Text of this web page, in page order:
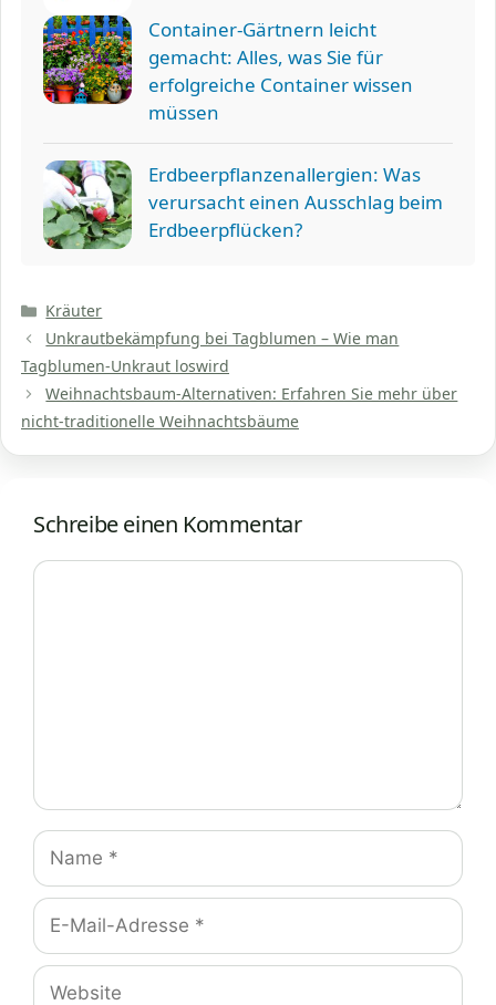
Container-Gärtnern leicht
gemacht: Alles, was Sie für
erfolgreiche Container wissen
müssen
Erdbeerpflanzenallergien: Was
verursacht einen Ausschlag beim
Erdbeerpflücken?
Kategorien
Kräuter
Unkrautbekämpfung bei Tagblumen – Wie man
Tagblumen-Unkraut loswird
Weihnachtsbaum-Alternativen: Erfahren Sie mehr über
nicht-traditionelle Weihnachtsbäume
Schreibe einen Kommentar
Kommentar
Name
E-
Mail-
Adresse
Website